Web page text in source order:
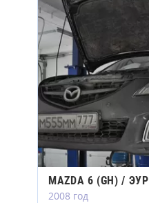
MAZDA 6 (GH) / ЭУР
2008 год